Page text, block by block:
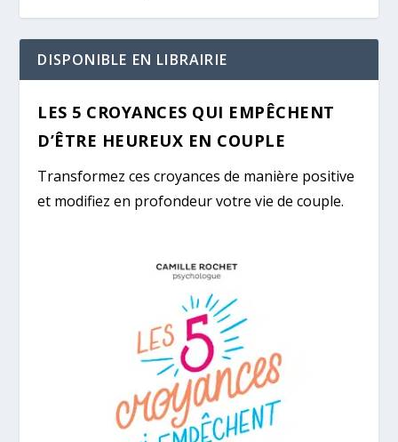
DISPONIBLE EN LIBRAIRIE
LES 5 CROYANCES QUI EMPÊCHENT
D’ÊTRE HEUREUX EN COUPLE
Transformez ces croyances de manière positive
et modifiez en profondeur votre vie de couple.